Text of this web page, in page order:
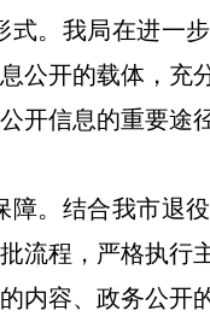
。 我局在进一
公开的载体，充
开信息的重要途
。 结合我市退
流程，严格执行
内容、政务公开